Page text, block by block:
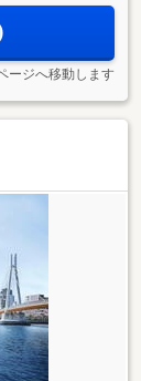
ージへ移動します